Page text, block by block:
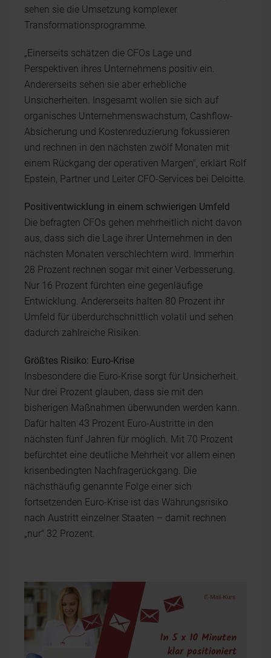
sehen sie die Umsetzung komplexer
Transformationsprogramme.
„Einerseits schätzen die CFOs Lage und
Perspektiven ihres Unternehmens positiv ein.
Andererseits sehen sie aber erhebliche
Unsicherheiten. Insgesamt wollen sie sich auf
organisches Unternehmenswachstum, Cashflow-
Absicherung und Kostenreduzierung fokussieren
und rechnen in den nächsten zwölf Monaten mit
einem Rückgang der operativen Margen", erklärt Rolf
Epstein, Partner und Leiter CFO-Services bei Deloitte.
Positiventwicklung in einem schwierigen Umfeld
Die befragten CFOs gehen mehrheitlich nicht davon
aus, dass sich die Lage ihrer Unternehmen in den
nächsten Monaten verschlechtern wird. Immerhin
28 Prozent rechnen sogar mit einer Verbesserung.
Nur 16 Prozent fürchten eine gegenläufige
Entwicklung. Andererseits halten 80 Prozent ihr
Umfeld für überdurchschnittlich volatil und sehen
dadurch zahlreiche Risiken.
Größtes Risiko: Euro-Krise
Insbesondere die Euro-Krise sorgt für Unsicherheit.
Nur drei Prozent glauben, dass sie mit den
bisherigen Maßnahmen überwunden werden kann.
Dafür halten 43 Prozent Euro-Austritte in den
nächsten fünf Jahren für möglich. Mit 70 Prozent
befürchtet eine deutliche Mehrheit vor allem einen
krisenbedingten Nachfragerückgang. Die
nächsthäufig genannte Folge einer sich
fortsetzenden Euro-Krise ist das Währungsrisiko
nach Austritt einzelner Staaten – damit rechnen
„nur" 32 Prozent.